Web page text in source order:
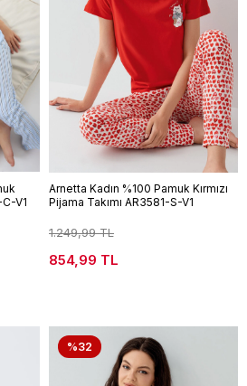
V1
Arnetta Kadın %100 Pamuk Kırmızı
Pijama Takımı AR3581-S-V1
1.249,99 TL
854,99 TL
%32